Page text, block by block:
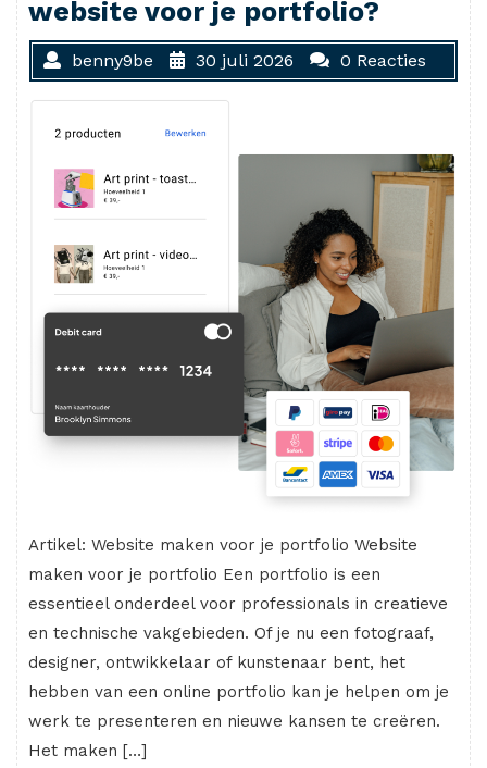
website voor je portfolio?
benny9be 30 juli 2026 0 Reacties
Artikel: Website maken voor je portfolio Website
maken voor je portfolio Een portfolio is een
essentieel onderdeel voor professionals in creatieve
en technische vakgebieden. Of je nu een fotograaf,
designer, ontwikkelaar of kunstenaar bent, het
hebben van een online portfolio kan je helpen om je
werk te presenteren en nieuwe kansen te creëren.
Het maken […]